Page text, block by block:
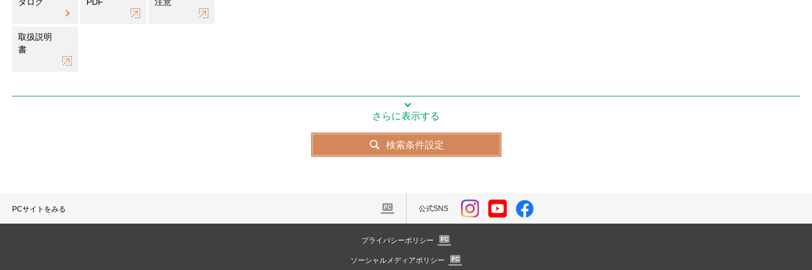
取扱説明
書
さらに表示する
検索条件設定
PCサイトをみる 公式SNS
プライバシーポリシー
ソーシャルメディアポリシー